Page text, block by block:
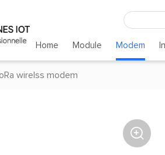
Home Module Modem
wirelss modem
